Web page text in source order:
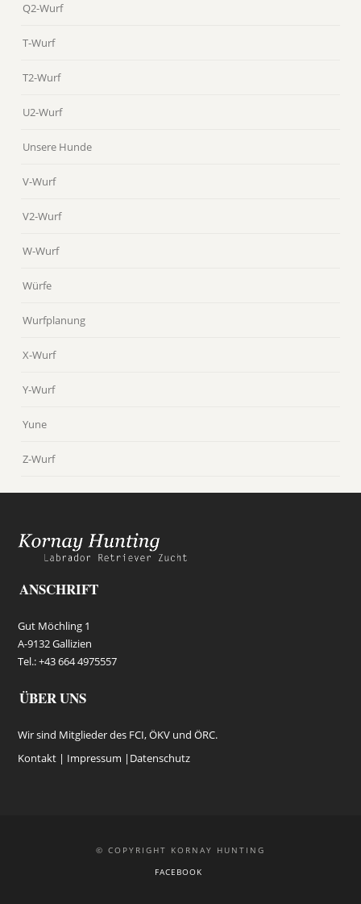
Q2-Wurf
T-Wurf
T2-Wurf
U2-Wurf
Unsere Hunde
V-Wurf
V2-Wurf
W-Wurf
Würfe
Wurfplanung
X-Wurf
Y-Wurf
Yune
Z-Wurf
ANSCHRIFT
Gut Möchling 1
A-9132 Gallizien
Tel.: +43 664 4975557
ÜBER UNS
Wir sind Mitglieder des FCI, ÖKV und ÖRC.
Kontakt | Impressum | Datenschutz
© COPYRIGHT KORNAY HUNTING
FACEBOOK